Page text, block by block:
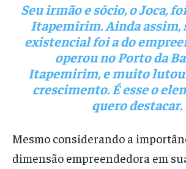
Seu irmão e sócio, oJoca,
Itapemirim. Ainda assim,
existencial foi a do
operou noPorto da
Itapemirim,e muito lutou
crescimento. É esse o
quero destacar.
Mesmo considerando a
dimensão empreendedora em